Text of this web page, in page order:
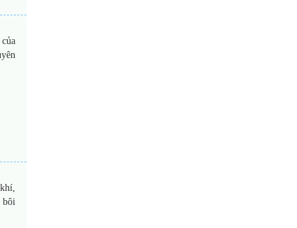
bôi